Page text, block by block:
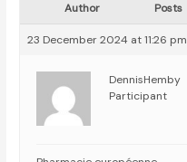
Author Posts
23 December 2024 at 11:26 pm
DennisHemby
Participant